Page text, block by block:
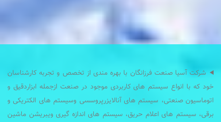
شرکت آسیا صنعت فرزانگان با بهره مندی از تخصص و تجربه کارشناسان
خود که با انواع سیستم های کاربردی موجود در صنعت ازجمله ابزاردقیق و
اتوماسیون صنعتی، سیستم های آنالایزرپروسسی وسیستم های الکتریکی و
برقی، سیستم های اعلام حریق، سیستم های اندازه گیری ویبریشن ماشین